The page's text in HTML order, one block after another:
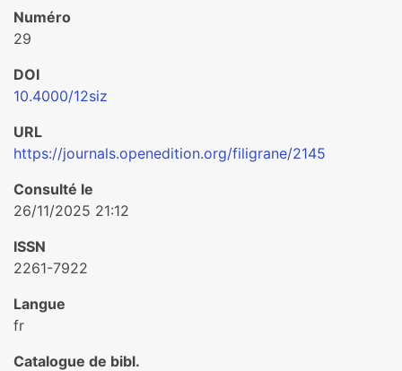
Numéro
29
DOI
10.4000/12siz
URL
https://journals.openedition.org/filigrane/2145
Consulté le
26/11/2025 21:12
ISSN
2261-7922
Langue
fr
Catalogue de bibl.